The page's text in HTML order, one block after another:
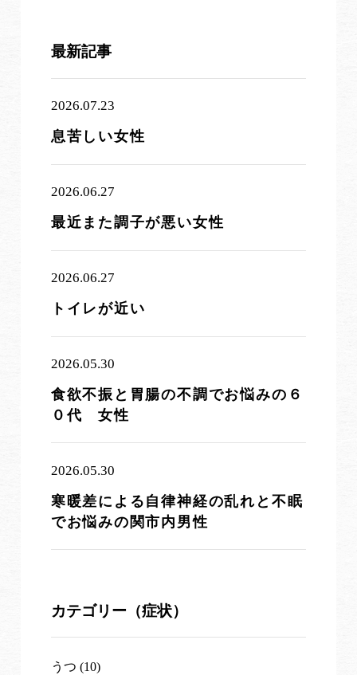
最新記事
2026.07.23
息苦しい女性
2026.06.27
最近また調子が悪い女性
2026.06.27
トイレが近い
2026.05.30
食欲不振と胃腸の不調でお悩みの６
０代 女性
2026.05.30
寒暖差による自律神経の乱れと不眠
でお悩みの関市内男性
カテゴリー（症状）
うつ (10)